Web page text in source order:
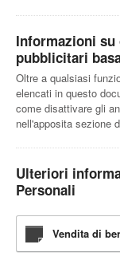
Informazioni
pubblicitari
Oltre a qualsiasi
elencati in questo
come disattivare gli
nell'apposita sezione
Ulteriori
Personali
Vendita di